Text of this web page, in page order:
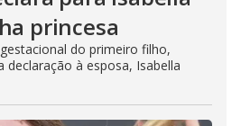
princesa
do primeiro filho,
declaração à esposa, Isabella